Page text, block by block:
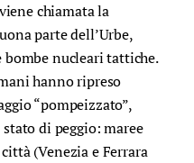
chiamata la
parte dell’Urbe,
nucleari tattiche.
hanno ripreso
“pompeizzato”,
stato di peggio: maree
(Venezia e Ferrara